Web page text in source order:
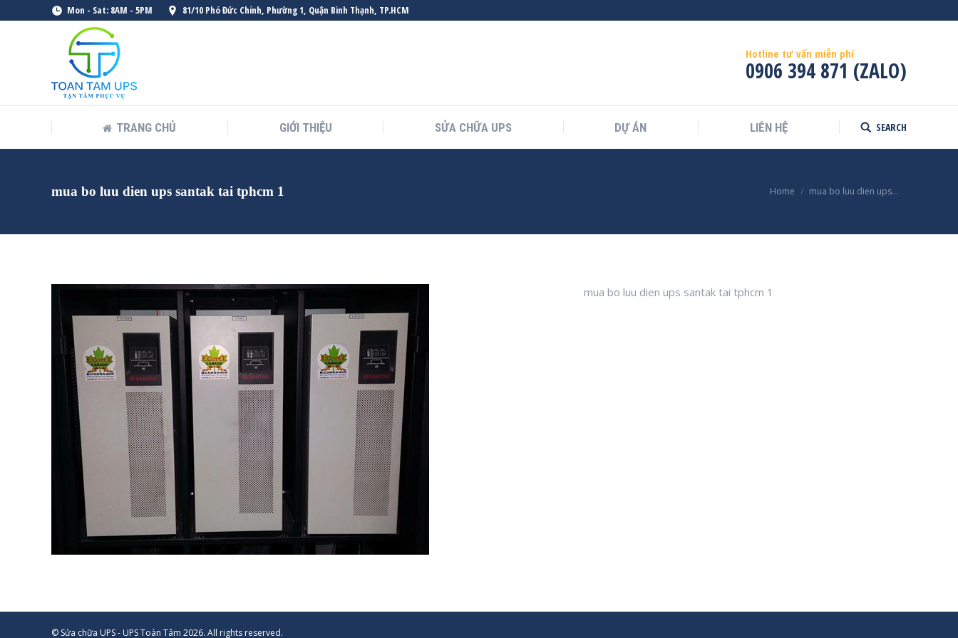
Mon - Sat: 8AM - 5PM 81/10 Phó Đức Chính, Phường 1, Quận Bình Thạnh, TP.HCM
Hotline tư vấn miễn phí
0906 394 871 (ZALO)
TRANG CHỦ GIỚI THIỆU SỬA CHỮA UPS DỰ ÁN LIÊN HỆ Search:
SEARCH
mua bo luu dien ups santak tai tphcm 1 Home mua bo luu dien ups…
mua bo luu dien ups santak tai tphcm 1
© Sửa chữa UPS - UPS Toàn Tâm 2026. All rights reserved.